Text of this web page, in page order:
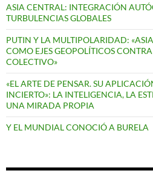
ASIA CENTRAL: INTEGRACIÓN
TURBULENCIAS GLOBALES
PUTIN Y LA MULTIPOLARIDAD:
COMO EJES GEOPOLÍTICOS
COLECTIVO»
«EL ARTE DE PENSAR. SU
INCIERTO»: LA INTELIGENCIA, LA
UNA MIRADA PROPIA
Y EL MUNDIAL CONOCIÓ A BURELA